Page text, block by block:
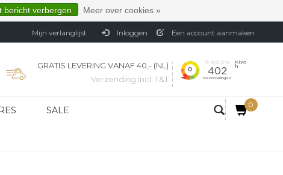
Mijn verlanglijst Inloggen Een account aanmaken
GRATIS LEVERING VANAF 40,- (NL)
Verzending incl. T&T
SALE
0
bericht verbergen Meer over cookies »